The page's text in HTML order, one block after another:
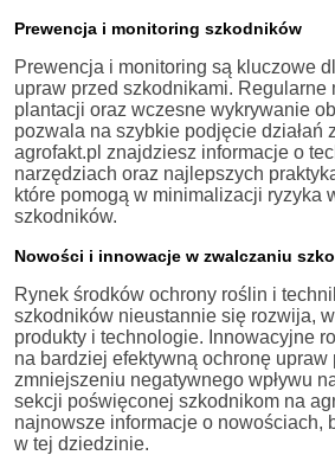
Prewencja i monitoring szkodników
Prewencja i monitoring są kluczowe
upraw przed szkodnikami. Regularne
plantacji oraz wczesne wykrywanie
pozwala na szybkie podjęcie działań
agrofakt.pl znajdziesz informacje o
narzędziach oraz najlepszych
które pomogą w minimalizacji ryzyka
szkodników.
Nowości i innowacje w zwalczaniu
Rynek środków ochrony roślin i
szkodników nieustannie się rozwija,
produkty i technologie. Innowacyjne
na bardziej efektywną ochronę
zmniejszeniu negatywnego wpływu
sekcji poświęconej szkodnikom na
najnowsze informacje o nowościach,
w tej dziedzinie.